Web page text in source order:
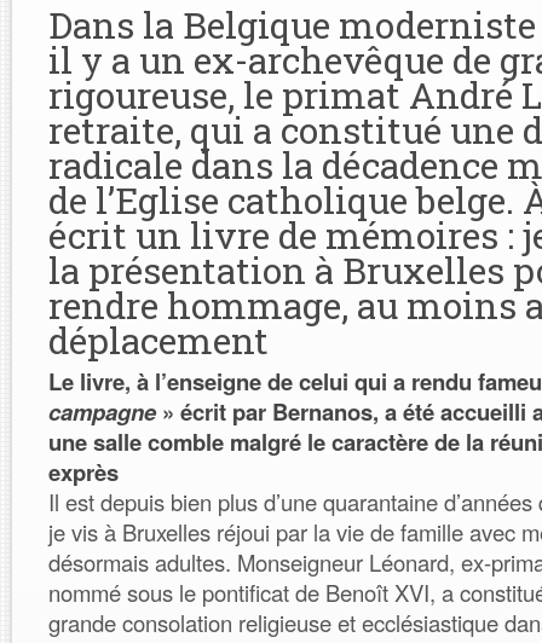
Dans la Belgique
il y a un ex-archevêque de
rigoureuse, le primat André
retraite, qui a constitué une
radicale dans la décadence
de l’Eglise catholique belge.
écrit un livre de mémoires :
la présentation à Bruxelles
rendre hommage, au moins
déplacement
Le livre, à l’enseigne de celui qui a rendu
campagne» écrit par Bernanos, a été accueilli
une salle comble malgré le caractère de la
exprès
Il est depuis bien plus d’une quarantaine
je vis à Bruxelles réjoui par la vie de famille avec
désormais adultes. Monseigneur Léonard, ex-
nommé sous le pontificat de Benoît XVI, a
grande consolation religieuse et ecclésiastique